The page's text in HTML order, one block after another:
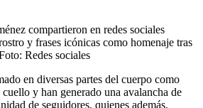
compartieron en redes sociales
y frases icónicas como homenaje tras
Redes sociales
en diversas partes del cuerpo como
y han generado una avalancha de
de seguidores, quienes además,